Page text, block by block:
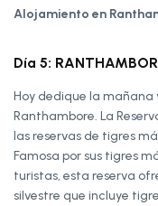
Alojamiento en
Día 5:
Hoy dedique la mañana
Ranthambore. La
las reservas de tigres
Famosa por sus tigres
turistas, esta reserva
silvestre que incluye